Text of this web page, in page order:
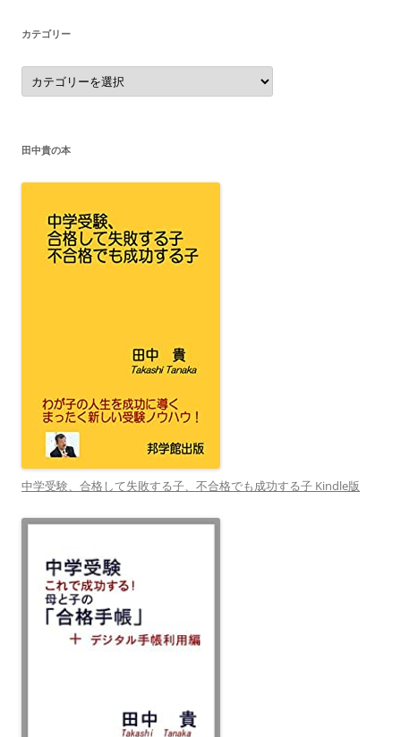
カテゴリー
カ
テ
ゴ
田中貴の本
中学受験、合格して失敗する子、不合格でも成功する子 Kindle版